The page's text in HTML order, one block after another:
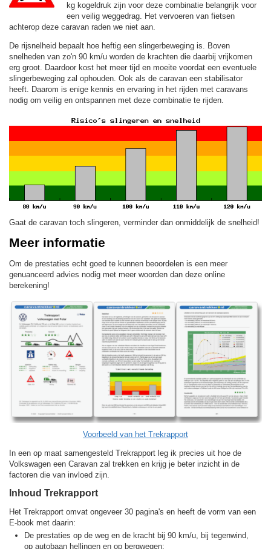
kg kogeldruk zijn voor deze combinatie belangrijk voor
een veilig weggedrag. Het vervoeren van fietsen
achterop deze caravan raden we niet aan.
De rijsnelheid bepaalt hoe heftig een slingerbeweging is. Boven
snelheden van zo'n 90 km/u worden de krachten die daarbij vrijkomen
erg groot. Daardoor kost het meer tijd en moeite voordat een eventuele
slingerbeweging zal ophouden. Ook als de caravan een stabilisator
heeft. Daarom is enige kennis en ervaring in het rijden met caravans
nodig om veilig en ontspannen met deze combinatie te rijden.
Gaat de caravan toch slingeren, verminder dan onmiddelijk de snelheid!
Meer informatie
Om de prestaties echt goed te kunnen beoordelen is een meer
genuanceerd advies nodig met meer woorden dan deze online
berekening!
Voorbeeld van het Trekrapport
In een op maat samengesteld Trekrapport leg ik precies uit hoe de
Volkswagen een Caravan zal trekken en krijg je beter inzicht in de
factoren die van invloed zijn.
Inhoud Trekrapport
Het Trekrapport omvat ongeveer 30 pagina's en heeft de vorm van een
E-book met daarin:
De prestaties op de weg en de kracht bij 90 km/u, bij tegenwind,
op autobaan hellingen en op bergwegen;